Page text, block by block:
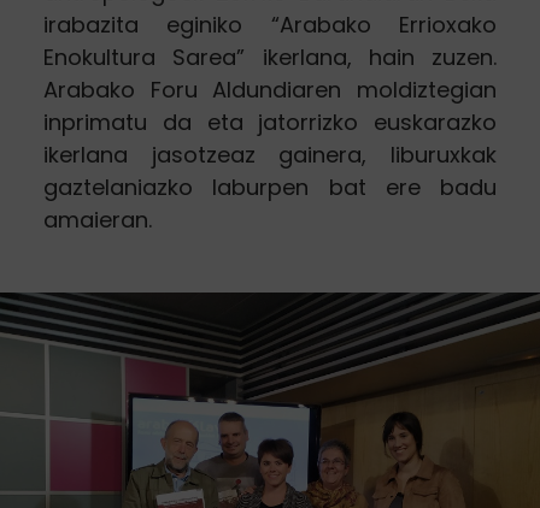
irabazita eginiko “Arabako Errioxako
Enokultura Sarea” ikerlana, hain zuzen.
Arabako Foru Aldundiaren moldiztegian
inprimatu da eta jatorrizko euskarazko
ikerlana jasotzeaz gainera, liburuxkak
gaztelaniazko laburpen bat ere badu
amaieran.